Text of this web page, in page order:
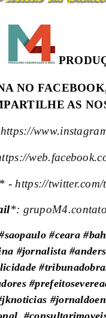
NO
AS
https://
- https://
*:
#ceara
#jornalista